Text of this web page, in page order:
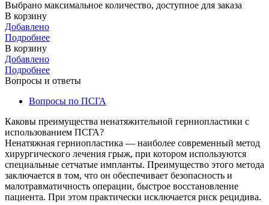
Выбрано максимальное количество, доступное для заказа
В корзину
Добавлено
Подробнее
В корзину
Добавлено
Подробнее
Вопросы и ответы
Вопросы по ПСГА
Каковы преимущества ненатяжительной герниопластики с
использованием ПСГА?
Ненатяжная герниопластика — наиболее современный метод
хирургического лечения грыж, при котором используются
специальные сетчатые импланты. Преимущество этого метода
заключается в том, что он обеспечивает безопасность и
малотравматичность операции, быстрое восстановление
пациента. При этом практически исключается риск рецидива.